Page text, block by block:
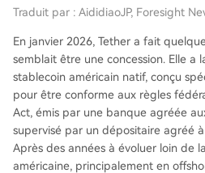
es contenant des actifs comme
oin, interdits par la loi GENUS.
nère des profits élevés pour
herait de se conformer pleinement. L'article
gne que l'USDT est systémique
uses économies émergentes,
argne et de paiement. Le double
une séparation : l'USAT adressera
ulé américain, tandis que l'USDT
Traduit par : AididiaoJP, Foresight
En janvier 2026, Tether a fait
semblait être une concession. Elle a
stablecoin américain natif, conçu
pour être conforme aux règles
Act, émis par une banque agréée
supervisé par un dépositaire agréé
Après des années à évoluer loin de
américaine, principalement en